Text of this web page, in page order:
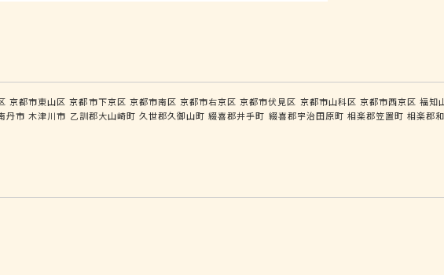
京都市東山区 京都市下京区 京都市南区 京都市右京区 京都市伏見区 京都市山科区 京都市西京区 福知
丹市 木津川市 乙訓郡大山崎町 久世郡久御山町 綴喜郡井手町 綴喜郡宇治田原町 相楽郡笠置町 相楽郡